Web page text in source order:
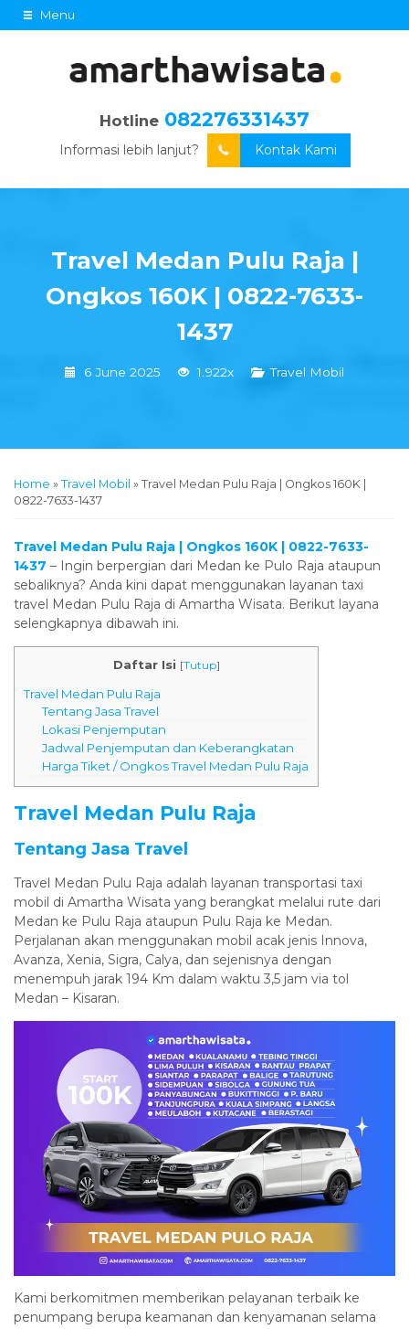
Menu
Hotline 082276331437
Informasi lebih lanjut? Kontak Kami
Travel Medan Pulu Raja |
Ongkos 160K | 0822-7633-
1437
6 June 2025 1.922x Travel Mobil
Home » Travel Mobil » Travel Medan Pulu Raja | Ongkos 160K |
0822-7633-1437
Travel Medan Pulu Raja | Ongkos 160K | 0822-7633-
1437 – Ingin berpergian dari Medan ke Pulo Raja ataupun
sebaliknya? Anda kini dapat menggunakan layanan taxi
travel Medan Pulu Raja di Amartha Wisata. Berikut layana
selengkapnya dibawah ini.
Daftar Isi [Tutup]
Travel Medan Pulu Raja
Tentang Jasa Travel
Lokasi Penjemputan
Jadwal Penjemputan dan Keberangkatan
Harga Tiket / Ongkos Travel Medan Pulu Raja
Travel Medan Pulu Raja
Tentang Jasa Travel
Travel Medan Pulu Raja adalah layanan transportasi taxi
mobil di Amartha Wisata yang berangkat melalui rute dari
Medan ke Pulu Raja ataupun Pulu Raja ke Medan.
Perjalanan akan menggunakan mobil acak jenis Innova,
Avanza, Xenia, Sigra, Calya, dan sejenisnya dengan
menempuh jarak 194 Km dalam waktu 3,5 jam via tol
Medan – Kisaran.
Kami berkomitmen memberikan pelayanan terbaik ke
penumpang berupa keamanan dan kenyamanan selama